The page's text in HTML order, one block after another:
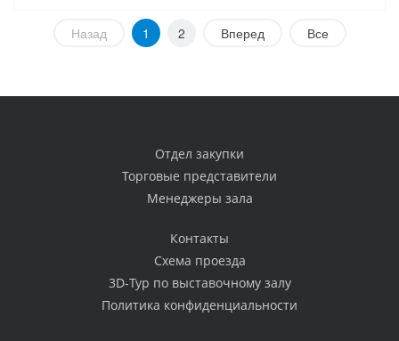
Назад 1 2 Вперед Все
Отдел закупки
Торговые представители
Менеджеры зала
Контакты
Схема проезда
3D-Тур по выставочному залу
Политика конфиденциальности